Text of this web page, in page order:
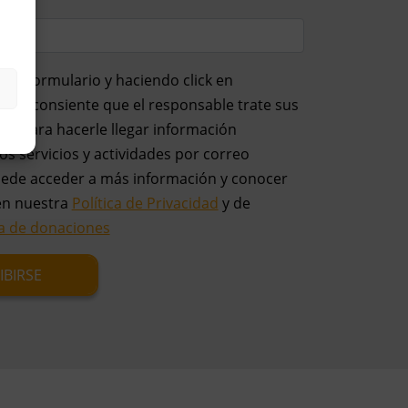
el formulario y haciendo click en
consiente que el responsable trate sus
para hacerle llegar información
servicios y actividades por correo
acceder a más información y conocer
nuestra Política de Privacidad y de
de donaciones